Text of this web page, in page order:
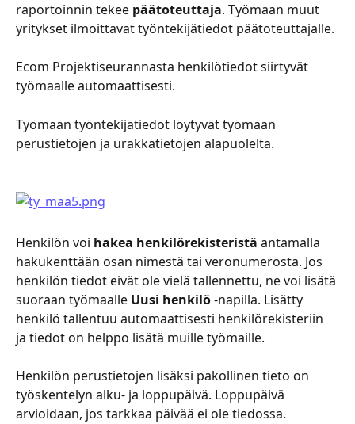
raportoinnin tekee päätoteuttaja. Työmaan muut
yritykset ilmoittavat työntekijätiedot päätoteuttajalle.
Ecom Projektiseurannasta henkilötiedot siirtyvät
työmaalle automaattisesti.
Työmaan työntekijätiedot löytyvät työmaan
perustietojen ja urakkatietojen alapuolelta.
Henkilön voi hakea henkilörekisteristä antamalla
hakukenttään osan nimestä tai veronumerosta. Jos
henkilön tiedot eivät ole vielä tallennettu, ne voi lisätä
suoraan työmaalle Uusi henkilö -napilla. Lisätty
henkilö tallentuu automaattisesti henkilörekisteriin
ja tiedot on helppo lisätä muille työmaille.
Henkilön perustietojen lisäksi pakollinen tieto on
työskentelyn alku- ja loppupäivä. Loppupäivä
arvioidaan, jos tarkkaa päivää ei ole tiedossa.